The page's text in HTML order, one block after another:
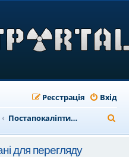
Вхід
Реєстрація
Постапокаліптичний форум
о
для перегляду